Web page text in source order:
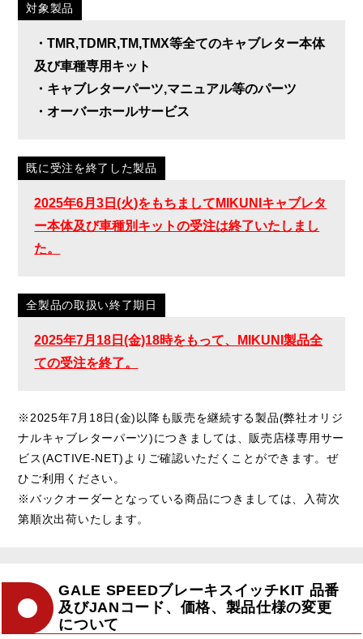
対象製品
・TMR,TDMR,TM,TMX等全てのキャブレター本体
及び車種専用キット
・キャブレターパーツ,マニュアル等のパーツ
・オーバーホールサービス
既に受注を終了した製品
2025年6月3日(火)をもちましてMIKUNIキャブレタ
ー本体及び車種別キットの受注は終了いたしまし
た。
全製品の取扱い終了期日
2025年7月18日(金)18時をもって、MIKUNI製品全
ての受注を終了。
※2025年7月18日(金)以降も販売を継続する製品(弊社オリジ
ナルキャブレターパーツ)につきましては、販売店様専用サー
ビス(ACTIVE-NET)よりご確認いただくことができます。ぜ
ひご利用ください。
※バックオーダーとなっている商品につきましては、入荷次
第順次出荷いたします。
GALE SPEEDブレーキスイッチKIT 品番
及びJANコード、価格、製品仕様の変更
について